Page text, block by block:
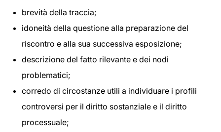
brevità della traccia;
idoneità della questione alla preparazione del
riscontro e alla sua successiva esposizione;
descrizione del fatto rilevante e dei nodi
problematici;
corredo di circostanze utili a individuare i profili
controversi per il diritto sostanziale e il diritto
processuale;